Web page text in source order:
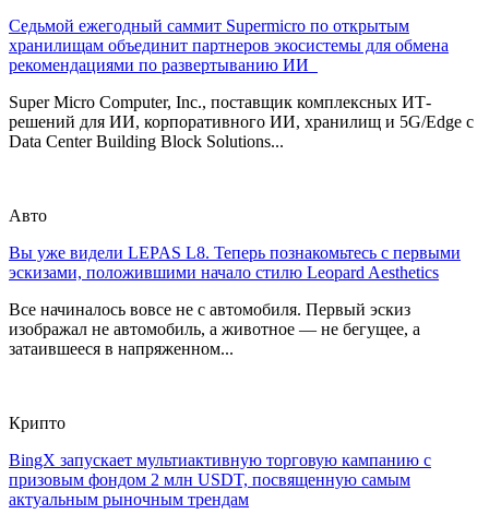
Седьмой ежегодный саммит Supermicro по открытым
хранилищам объединит партнеров экосистемы для обмена
рекомендациями по развертыванию ИИ
Super Micro Computer, Inc., поставщик комплексных ИТ-
решений для ИИ, корпоративного ИИ, хранилищ и 5G/Edge с
Data Center Building Block Solutions...
Авто
Вы уже видели LEPAS L8. Теперь познакомьтесь с первыми
эскизами, положившими начало стилю Leopard Aesthetics
Все начиналось вовсе не с автомобиля. Первый эскиз
изображал не автомобиль, а животное — не бегущее, а
затаившееся в напряженном...
Крипто
BingX запускает мультиактивную торговую кампанию с
призовым фондом 2 млн USDT, посвященную самым
актуальным рыночным трендам